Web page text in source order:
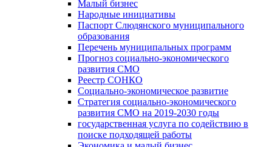
Малый бизнес
Народные инициативы
Паспорт Слюдянского муниципального
образования
Перечень муниципальных программ
Прогноз социально-экономического
развития СМО
Реестр СОНКО
Социально-экономическое развитие
Стратегия социально-экономического
развития СМО на 2019-2030 годы
государственная услуга по содействию в
поиске подходящей работы